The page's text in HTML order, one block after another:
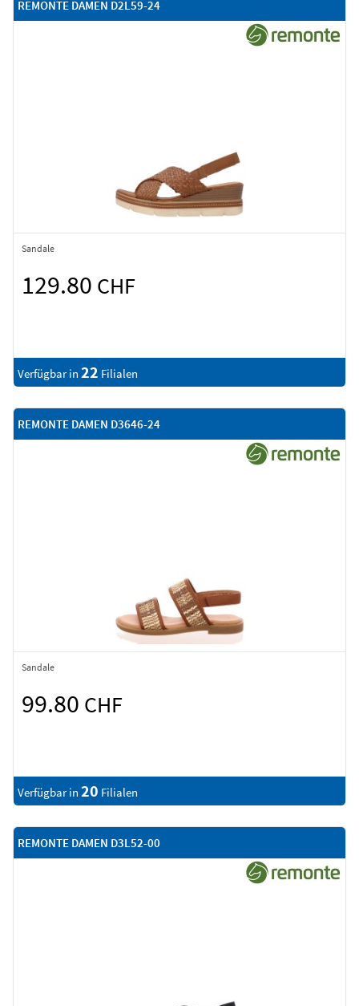
REMONTE DAMEN D2L59-24
Sandale
129.80 CHF
Verfügbar in 22 Filialen
REMONTE DAMEN D3646-24
Sandale
99.80 CHF
Verfügbar in 20 Filialen
REMONTE DAMEN D3L52-00